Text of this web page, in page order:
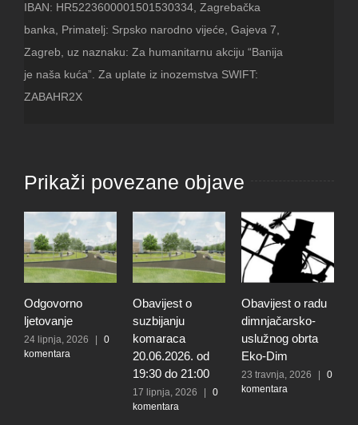
IBAN: HR5223600001501530334, Zagrebačka
banka, Primatelj: Srpsko narodno vijeće, Gajeva 7,
Zagreb, uz naznaku: Za humanitarnu akciju “Banija
je naša kuća”. Za uplate iz inozemstva SWIFT:
ZABAHR2X
Prikaži povezane objave
Odgovorno
ljetovanje
24 lipnja, 2026
0
komentara
Obavijest o
suzbijanju
komaraca
20.06.2026. od
19:30 do 21:00
17 lipnja, 2026
0
komentara
Obavijest o radu
dimnjačarsko-
uslužnog obrta
Eko-Dim
23 travnja, 2026
0
komentara